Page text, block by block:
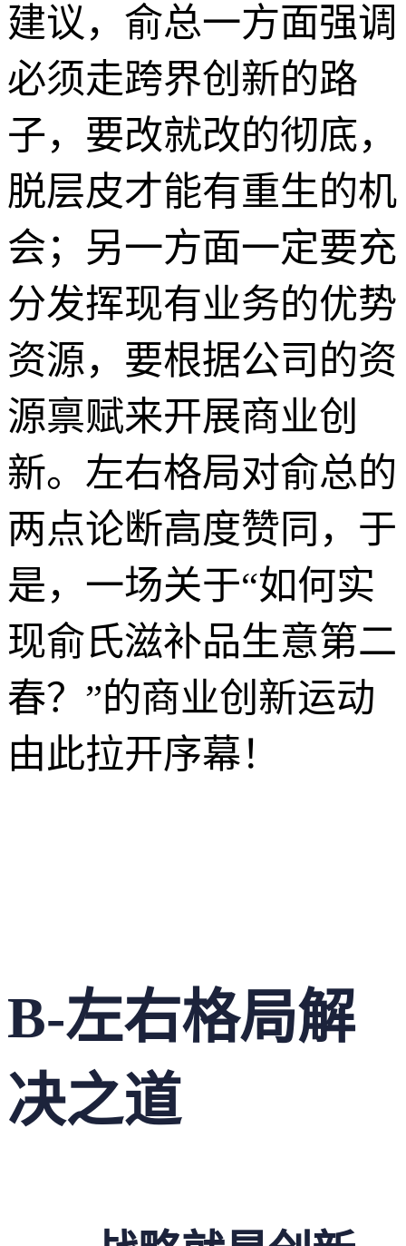
建议，俞总一方面强调
必须走跨界创新的路
子，要改就改的彻底，
脱层皮才能有重生的机
会；另一方面一定要充
分发挥现有业务的优势
资源，要根据公司的资
源禀赋来开展商业创
新。左右格局对俞总的
两点论断高度赞同，于
是，一场关于“如何实
现俞氏滋补品生意第二
春？”的商业创新运动
由此拉开序幕！
B-左右格局解
决之道